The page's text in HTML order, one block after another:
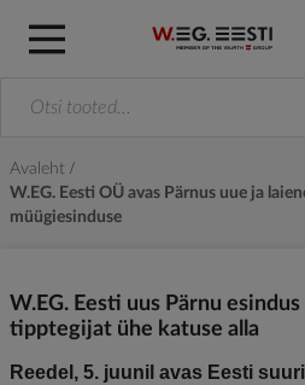
Avaleht
W.EG. Eesti OÜ avas Pärnus uue ja
müügiesinduse
W.EG. Eesti uus Pärnu
tipptegijat ühe katuse alla
Reedel, 5. juunil avas Eesti